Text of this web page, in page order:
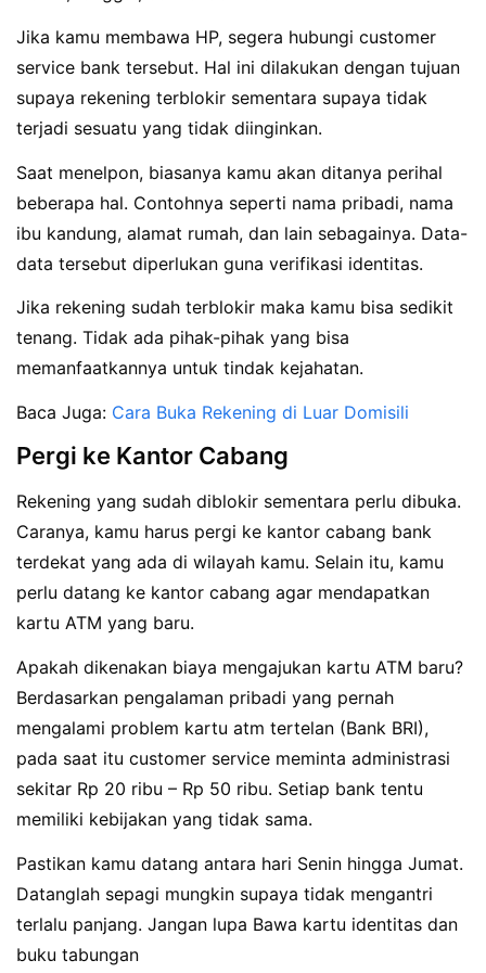
Jika kamu membawa HP, segera hubungi customer
service bank tersebut. Hal ini dilakukan dengan tujuan
supaya rekening terblokir sementara supaya tidak
terjadi sesuatu yang tidak diinginkan.
Saat menelpon, biasanya kamu akan ditanya perihal
beberapa hal. Contohnya seperti nama pribadi, nama
ibu kandung, alamat rumah, dan lain sebagainya. Data-
data tersebut diperlukan guna verifikasi identitas.
Jika rekening sudah terblokir maka kamu bisa sedikit
tenang. Tidak ada pihak-pihak yang bisa
memanfaatkannya untuk tindak kejahatan.
Baca Juga: Cara Buka Rekening di Luar Domisili
Pergi ke Kantor Cabang
Rekening yang sudah diblokir sementara perlu dibuka.
Caranya, kamu harus pergi ke kantor cabang bank
terdekat yang ada di wilayah kamu. Selain itu, kamu
perlu datang ke kantor cabang agar mendapatkan
kartu ATM yang baru.
Apakah dikenakan biaya mengajukan kartu ATM baru?
Berdasarkan pengalaman pribadi yang pernah
mengalami problem kartu atm tertelan (Bank BRI),
pada saat itu customer service meminta administrasi
sekitar Rp 20 ribu – Rp 50 ribu. Setiap bank tentu
memiliki kebijakan yang tidak sama.
Pastikan kamu datang antara hari Senin hingga Jumat.
Datanglah sepagi mungkin supaya tidak mengantri
terlalu panjang. Jangan lupa Bawa kartu identitas dan
buku tabungan